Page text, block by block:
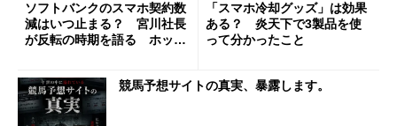
ソフトバンクのスマホ契約数
減はいつ止まる？ 宮川社長
が反転の時期を語る ホッピ
「スマホ冷却グッズ」は効果
ある？ 炎天下で3製品を使
って分かったこと
競馬予想サイトの真実、暴露します。